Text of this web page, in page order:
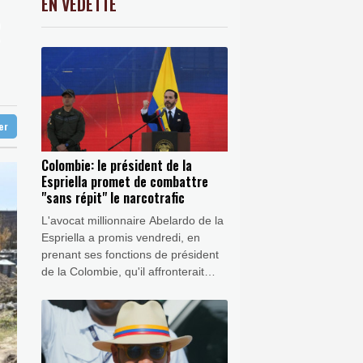
entre en fonctions
commerçants
une région pétrolifère
-0.41%
1.64% 4392.86 €
Colombie: le président de la
Espriella promet de combattre
"sans répit" le narcotrafic
L'avocat millionnaire Abelardo de la
Espriella a promis vendredi, en
prenant ses fonctions de président
de la Colombie, qu'il affronterait
pays frappé par la violence des
groupes armés.